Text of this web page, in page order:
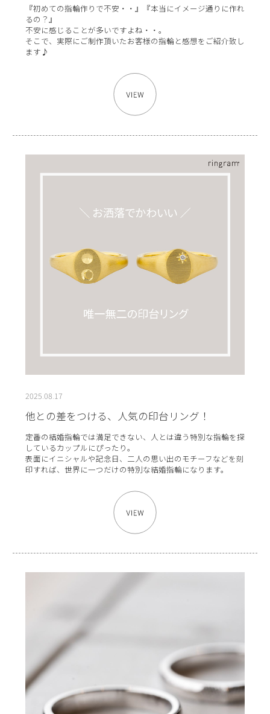
『初めての指輪作りで不安・・』『本当にイメージ通りに作れ
るの？』
不安に感じることが多いですよね・・。
そこで、実際にご制作頂いたお客様の指輪と感想をご紹介致し
ます♪
2025.08.17
他との差をつける、人気の印台リング！
定番の結婚指輪では満足できない、人とは違う特別な指輪を探
しているカップルにぴったり。
表面にイニシャルや記念日、二人の思い出のモチーフなどを刻
印すれば、世界に一つだけの特別な結婚指輪になります。